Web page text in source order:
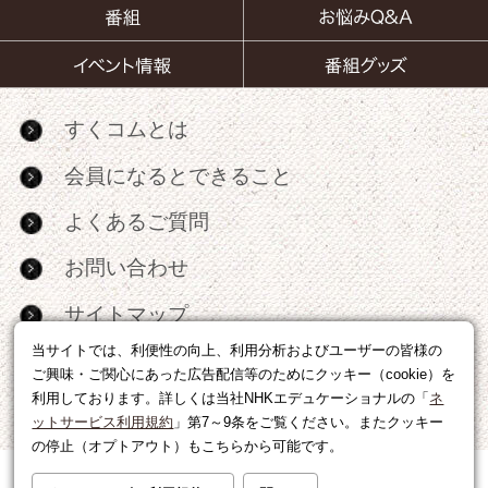
当サイトでは、利便性の向上、利用分析およびユーザーの皆様の
ご興味・ご関心にあった広告配信等のためにクッキー（cookie）を
利用しております。詳しくは当社NHKエデュケーショナルの「 ネ
ットサービス利用規約 」第7～9条をご覧ください。またクッキー
の停止（オプトアウト）もこちらから可能です。
すくコムとは
会員になるとできること
よくあるご質問
お問い合わせ
サイトマップ
RSS
広告出稿・パートナーシップについて